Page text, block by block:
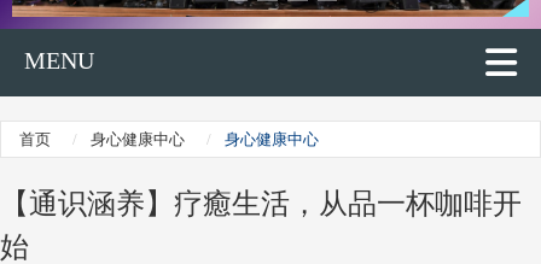
MENU
首页 身心健康中心 身心健康中心
【通识涵养】疗癒生活，从品一杯咖啡开
始